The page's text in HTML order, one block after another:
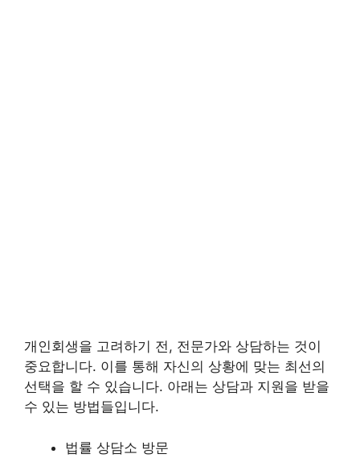
개인회생을 고려하기 전, 전문가와 상담하는 것이
중요합니다. 이를 통해 자신의 상황에 맞는 최선의
선택을 할 수 있습니다. 아래는 상담과 지원을 받을
수 있는 방법들입니다.
법률 상담소 방문